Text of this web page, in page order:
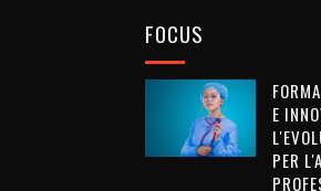
FOCUS
E
PER